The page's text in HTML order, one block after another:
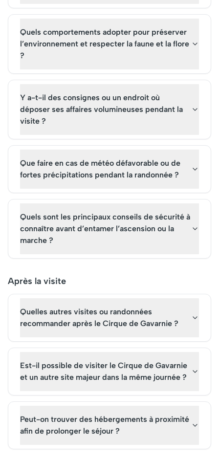
Quels comportements adopter pour préserver
l’environnement et respecter la faune et la flore
?
Y a-t-il des consignes ou un endroit où
déposer ses affaires volumineuses pendant la
visite ?
Que faire en cas de météo défavorable ou de
fortes précipitations pendant la randonnée ?
Quels sont les principaux conseils de sécurité à
connaître avant d’entamer l’ascension ou la
marche ?
Après la visite
Quelles autres visites ou randonnées
recommander après le Cirque de Gavarnie ?
Est-il possible de visiter le Cirque de Gavarnie
et un autre site majeur dans la même journée ?
Peut-on trouver des hébergements à proximité
afin de prolonger le séjour ?